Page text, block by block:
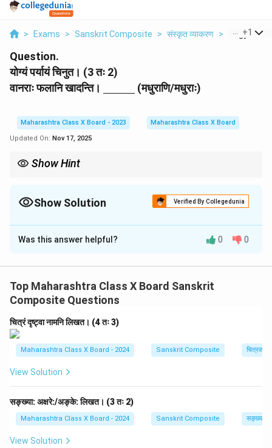
> Exams > Sanskrit Composite > संस्कृत व्याकरण > Yogyam
+1
Question.
योग्यं पर्यायं चिनुत। (3 तः 2)
वानराः फलानि खादन्ति।
u
d
{
h
s
e
{
c
m
}
(मधुराणि/मधुराः)
Maharashtra Class X Board - 2023
Maharashtra Class X Board
Updated On: Nov 17, 2025
Show Hint
∙
∙
क्रियापद
चयनम् क्रियापदं कर्तृपदस्य पुरुषं वचनं च अनुसरति(यथा
विशेषण-चयनम्:विशेषणं लिङ्गं,विभक्तिं,वचनं च अनुसरति
Show Solution Verified By Collegedunia
Solution and Explanation
अत्र विशेषणं (adjective) 'मधुर' (sweet) विशेष्यस्य (noun)
(नपुंसकलिङ्ग-बहुवचनम्) भवेत्। 'मधुराः' इति पुल्लिङ्ग-बहुवचनं वा
स्त्रीलिङ्ग-बहुवचनं वा भवति। (Here the adjective 'madhura'
is used for the noun 'phalāni'. 'phalāni' is neuter, plural,
and in the 2nd case (accusative). Therefore, the
adjective must also be 'madhurāṇi' (neuter, plural).
'madhurāḥ' is masculine or feminine plural.)
Was this answer helpful? 0 0
Top Maharashtra Class X Board Sanskrit
Composite Questions
चित्रं दृष्ट्वा नामनि लिखत। (4 तः 3)
Maharashtra Class X Board - 2024 Sanskrit Composite
View Solution
सङ्ख्या: अक्षरे:/अङ्के: लिखत। (3 तः 2)
Maharashtra Class X Board - 2024 Sanskrit Composite
View Solution